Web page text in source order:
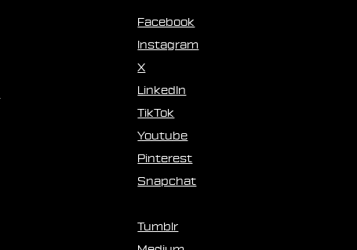
Facebook
Instagram
X
LinkedIn
TikTok
Youtube
Pinterest
Snapchat
Tumblr